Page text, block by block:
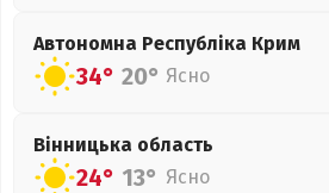
Автономна Республіка Крим
34° 20° Ясно
Вінницька область
24° 13° Ясно